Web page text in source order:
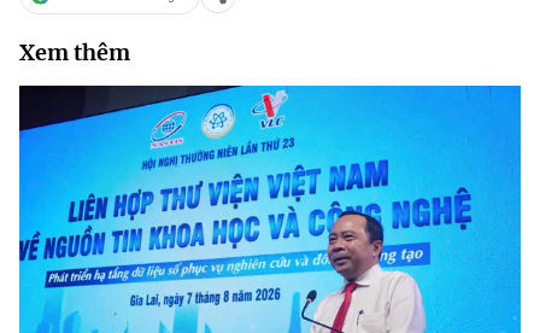
Xem thêm